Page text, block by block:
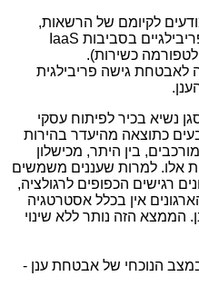
(62%) אינם מודעים לקיומם של הרשאות,
בסביבות IaaS
כשירות).
לאבטחת גישה פריבילגית
נשיא בכיר לפיתוח עסקי
כתוצאה מהיעדר בהירות
בין היתר, מכישלון
אלו. למרות שעננים משמשים
רגישים הכפופים לרגולציה,
אין בכלל אסטרטגיה
הממצא הזה נותר ללא שינוי
הנוכחי של אבטחת ענן -